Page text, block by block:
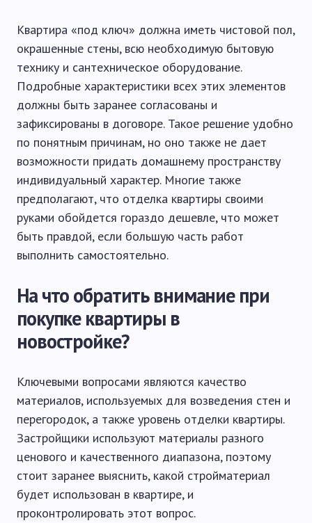
Квартира «под ключ» должна иметь чистовой пол,
окрашенные стены, всю необходимую бытовую
технику и сантехническое оборудование.
Подробные характеристики всех этих элементов
должны быть заранее согласованы и
зафиксированы в договоре. Такое решение удобно
по понятным причинам, но оно также не дает
возможности придать домашнему пространству
индивидуальный характер. Многие также
предполагают, что отделка квартиры своими
руками обойдется гораздо дешевле, что может
быть правдой, если большую часть работ
выполнить самостоятельно.
На что обратить внимание при
покупке квартиры в
новостройке?
Ключевыми вопросами являются качество
материалов, используемых для возведения стен и
перегородок, а также уровень отделки квартиры.
Застройщики используют материалы разного
ценового и качественного диапазона, поэтому
стоит заранее выяснить, какой стройматериал
будет использован в квартире, и
проконтролировать этот вопрос.